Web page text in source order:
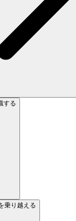
する
乗り越える